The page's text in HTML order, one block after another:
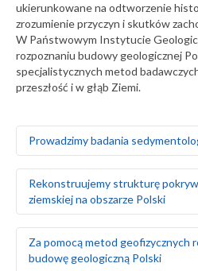
ukierunkowane na odtworzenie
zrozumienie przyczyn i skutków
W Państwowym Instytucie
rozpoznaniu budowy geologicznej
specjalistycznych metod
przeszłość i w głąb Ziemi.
Prowadzimy badania
występujących na obszarze
powierzchni ziemi, jak i
Za pomocą badań
makroflorystycznych, mikro- i
oraz palinologicznych
Tworzymy podziały
Rekonstruujemy strukturę
ziemskiej na obszarze Polski
podstawie analizy
powierzchniowych i otworach
Za pomocą metod geofizycznych
budowę geologiczną Polski